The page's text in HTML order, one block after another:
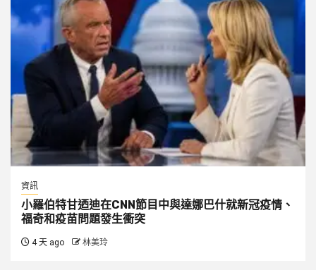
資訊
小羅伯特甘迺迪在CNN節目中與達娜巴什就新冠疫情、
福奇和疫苗問題發生衝突
4 天 ago 林美玲